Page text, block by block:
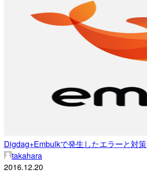
Digdag+Embulkで発生したエラーと対策
takahara
2016.12.20